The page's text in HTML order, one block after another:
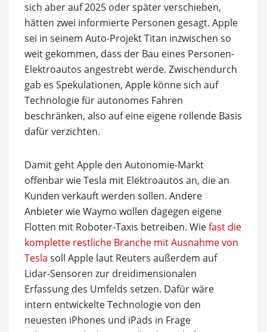
sich aber auf 2025 oder später verschieben,
hätten zwei informierte Personen gesagt. Apple
sei in seinem Auto-Projekt Titan inzwischen so
weit gekommen, dass der Bau eines Personen-
Elektroautos angestrebt werde. Zwischendurch
gab es Spekulationen, Apple könne sich auf
Technologie für autonomes Fahren
beschränken, also auf eine eigene rollende Basis
dafür verzichten.
Damit geht Apple den Autonomie-Markt
offenbar wie Tesla mit Elektroautos an, die an
Kunden verkauft werden sollen. Andere
Anbieter wie Waymo wollen dagegen eigene
Flotten mit Roboter-Taxis betreiben. Wiefast die
komplette restliche Branche mit Ausnahme von
Tesla soll Apple laut Reuters außerdem auf
Lidar-Sensoren zur dreidimensionalen
Erfassung des Umfelds setzen. Dafür wäre
intern entwickelte Technologie von den
neuesten iPhones und iPads in Frage